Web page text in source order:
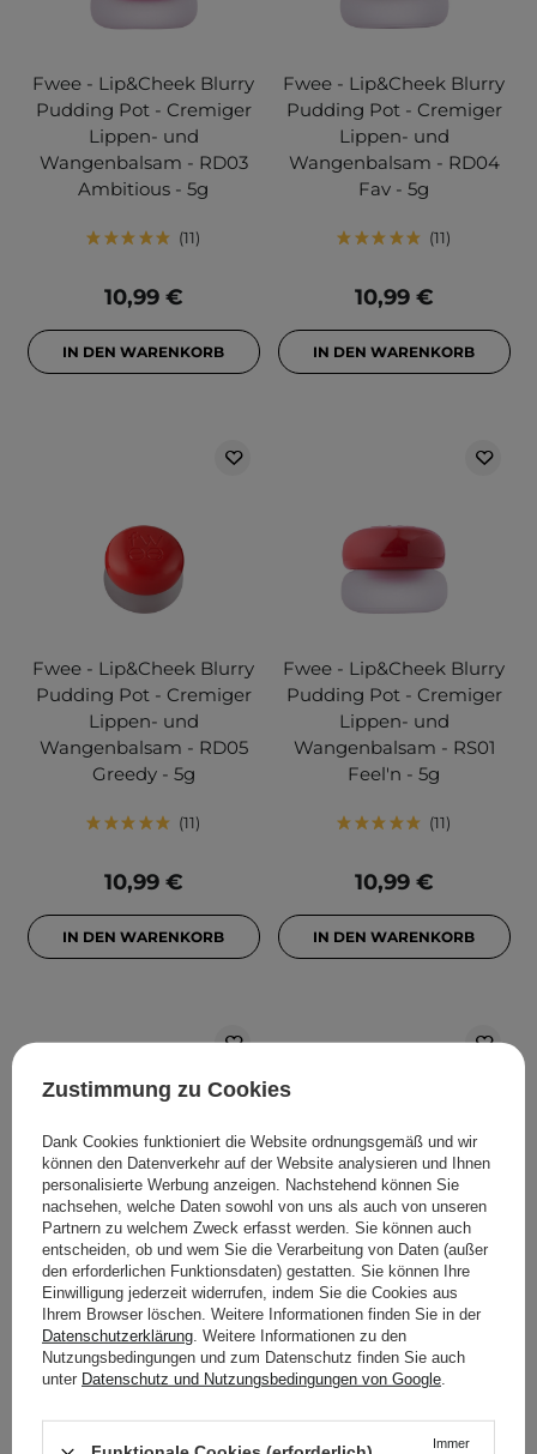
Fwee - Lip&Cheek Blurry
Pudding Pot - Cremiger
Lippen- und
Wangenbalsam - RD03
Ambitious - 5g
11
10,99 €
IN DEN WARENKORB
Fwee - Lip&Cheek Blurry
Pudding Pot - Cremiger
Lippen- und
Wangenbalsam - RD04
Fav - 5g
11
10,99 €
IN DEN WARENKORB
Fwee - Lip&Cheek Blurry
Pudding Pot - Cremiger
Lippen- und
Wangenbalsam - RD05
Greedy - 5g
11
10,99 €
IN DEN WARENKORB
Fwee - Lip&Cheek Blurry
Pudding Pot - Cremiger
Lippen- und
Wangenbalsam - RS01
Feel'n - 5g
11
10,99 €
IN DEN WARENKORB
Fwee - Lip&Cheek Blurry
Pudding Pot - Cremiger
Lippen- und
Wangenbalsam - RS02
Lyrics - 5g
Fwee - Lip&Cheek Blurry
Pudding Pot - Cremiger
Lippen- und
Wangenbalsam - RS03
Faded - 5g
Zustimmung zu Cookies
Dank Cookies funktioniert die Website ordnungsgemäß und wir
können den Datenverkehr auf der Website analysieren und Ihnen
personalisierte Werbung anzeigen. Nachstehend können Sie
nachsehen, welche Daten sowohl von uns als auch von unseren
Partnern zu welchem Zweck erfasst werden. Sie können auch
entscheiden, ob und wem Sie die Verarbeitung von Daten (außer
den erforderlichen Funktionsdaten) gestatten. Sie können Ihre
Einwilligung jederzeit widerrufen, indem Sie die Cookies aus
Ihrem Browser löschen. Weitere Informationen finden Sie in der
Datenschutzerklärung . Weitere Informationen zu den
Nutzungsbedingungen und zum Datenschutz finden Sie auch
unter Datenschutz und Nutzungsbedingungen von Google
Immer